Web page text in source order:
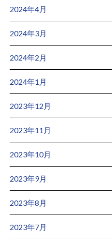
2024年4月
2024年3月
2024年2月
2024年1月
2023年12月
2023年11月
2023年10月
2023年9月
2023年8月
2023年7月